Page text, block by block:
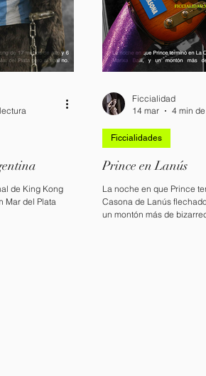
de King Kong
Mar del Plata
Prince en Lanús
La noche en que Prince
Casona de Lanús
un montón más de
Ficcialidades
Ficcialidad
14 mar
4 min